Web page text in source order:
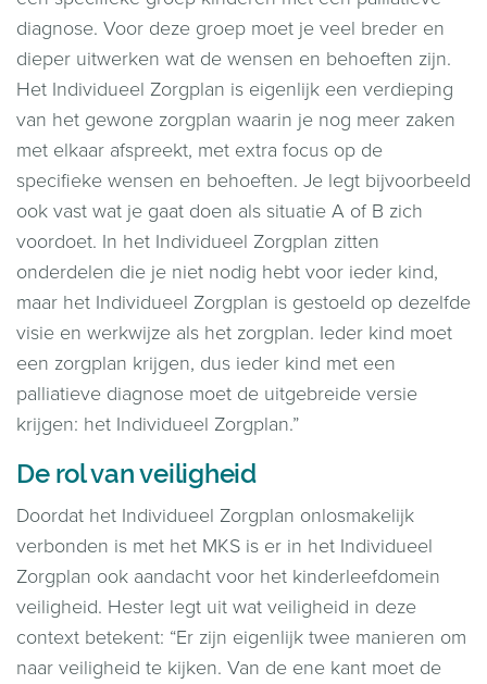
diagnose. Voor deze groep moet je veel breder en
dieper uitwerken wat de wensen en behoeften zijn.
Het Individueel Zorgplan is eigenlijk een verdieping
van het gewone zorgplan waarin je nog meer zaken
met elkaar afspreekt, met extra focus op de
specifieke wensen en behoeften. Je legt bijvoorbeeld
ook vast wat je gaat doen als situatie A of B zich
voordoet. In het Individueel Zorgplan zitten
onderdelen die je niet nodig hebt voor ieder kind,
maar het Individueel Zorgplan is gestoeld op dezelfde
visie en werkwijze als het zorgplan. Ieder kind moet
een zorgplan krijgen, dus ieder kind met een
palliatieve diagnose moet de uitgebreide versie
krijgen: het Individueel Zorgplan.”
De rol van veiligheid
Doordat het Individueel Zorgplan onlosmakelijk
verbonden is met het MKS is er in het Individueel
Zorgplan ook aandacht voor het kinderleefdomein
veiligheid. Hester legt uit wat veiligheid in deze
context betekent: “Er zijn eigenlijk twee manieren om
naar veiligheid te kijken. Van de ene kant moet de